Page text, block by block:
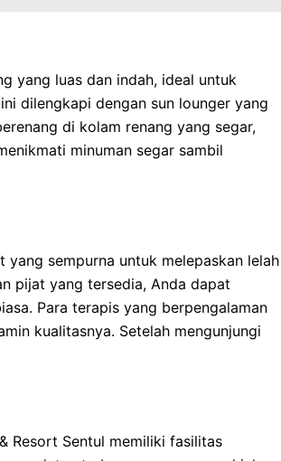
yang luas dan indah, ideal untuk
dilengkapi dengan sun lounger yang
di kolam renang yang segar,
minuman segar sambil
sempurna untuk melepaskan lelah
pijat yang tersedia, Anda dapat
Para terapis yang berpengalaman
kualitasnya. Setelah mengunjungi
Resort Sentul memiliki fasilitas